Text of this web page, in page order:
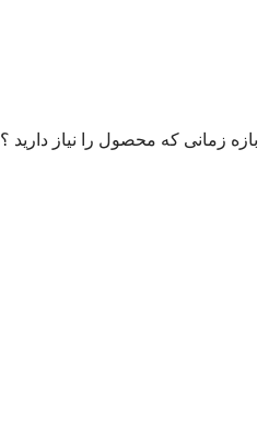
بازه زمانی که محصول را نیاز دارید ؟